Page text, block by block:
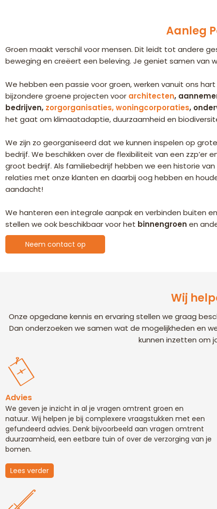
Aanleg
Groen maakt verschil voor mensen. Dit leidt tot andere
beweging en creëert een beleving. Je geniet samen van
We hebben een passie voor groen, werken vanuit ons
bijzondere groene projecten voor architecten,
bedrijven, zorgorganisaties, woningcorporaties,
het gaat om klimaatadaptie, duurzaamheid en
We zijn zo georganiseerd dat we kunnen inspelen op
bedrijf. We beschikken over de flexibiliteit van een zzp’er
groot bedrijf. Als familiebedrijf hebben we een historie
relaties met onze klanten en daarbij oog hebben en
aandacht!
We hanteren een integrale aanpak en verbinden buiten
stellen we ook beschikbaar voor het binnengroen en
Neem contact op
Wij
Onze opgedane kennis en ervaring stellen we graag
Dan onderzoeken we samen wat de mogelijkheden en
kunnen inzetten om
Advies
We geven je inzicht in al je vragen omtrent groen en
natuur. Wij helpen je bij complexere vraagstukken met een
gefundeerd advies. Denk bijvoorbeeld aan vragen omtrent
duurzaamheid, een eetbare tuin of over de verzorging van je
bomen.
Lees verder